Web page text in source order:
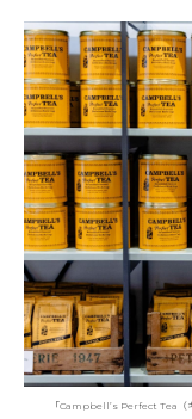
「Campbell’s Perfect Tea（